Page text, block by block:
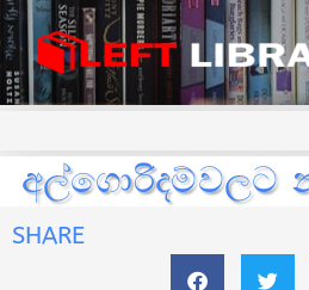
අල්ගොරිදම්වලට
SHARE